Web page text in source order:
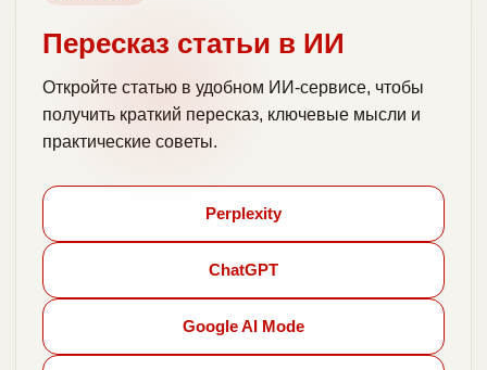
Пересказ статьи в ИИ
Откройте статью в удобном ИИ-сервисе, чтобы
получить краткий пересказ, ключевые мысли и
практические советы.
Perplexity
ChatGPT
Google AI Mode